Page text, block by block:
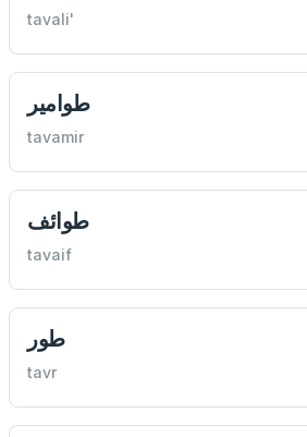
tavali'
طوامير
tavamir
طوائف
tavaif
طور
tavr